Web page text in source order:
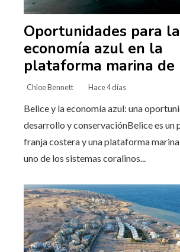
Oportunidades para la
economía azul en la
plataforma marina de
Chloe Bennett Hace 4 días
Belice y la economía azul: una
desarrollo y conservaciónBelice es un
franja costera y una plataforma
uno de los sistemas coralinos...